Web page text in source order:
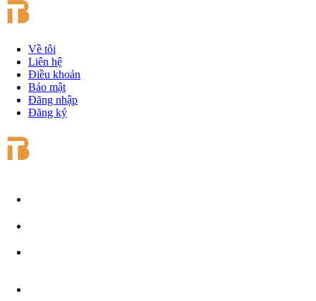
Về tôi
Liên hệ
Điều khoản
Bảo mật
Đăng nhập
Đăng ký